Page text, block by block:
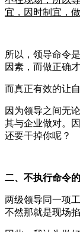
宜，因时制宜，
所以，领导命令
因素，而做正确
而真正有效的让
因为领导之间无
其与企业做对。
还要干掉你呢？
二、不执行命令
两级领导同一项
不然那就是现场